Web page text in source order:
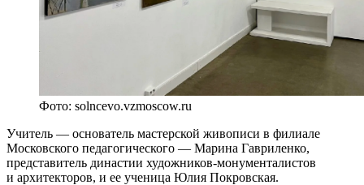
Фото: solncevo.vzmoscow.ru
Учитель — основатель мастерской живописи в филиале
Московского педагогического — Марина Гавриленко,
представитель династии художников-монументалистов
и архитекторов, и ее ученица Юлия Покровская.